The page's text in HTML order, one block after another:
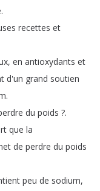
.
recettes et
, en antioxydants et
d'un grand soutien
.
du poids ?.
que la
de perdre du poids
peu de sodium,